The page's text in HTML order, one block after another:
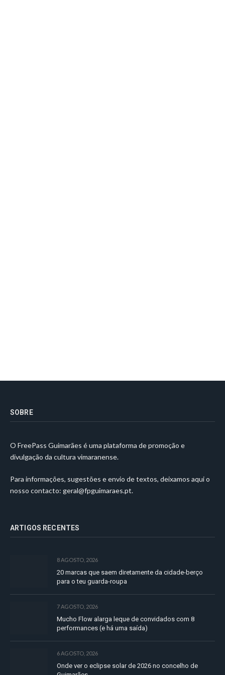
SOBRE
O FreePass Guimarães é uma plataforma de promoção e
divulgação da cultura vimaranense.
Para informações, sugestões e envio de textos, deixamos aqui o
nosso contacto: geral@fpguimaraes.pt.
ARTIGOS RECENTES
8 AGOSTO, 2026
20 marcas que saem diretamente da cidade-berço
para o teu guarda-roupa
7 AGOSTO, 2026
Mucho Flow alarga leque de convidados com 8
performances (e há uma saída)
6 AGOSTO, 2026
Onde ver o eclipse solar de 2026 no concelho de